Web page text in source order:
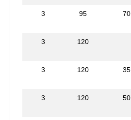
3 95 70
3 120
3 120 35
3 120 50